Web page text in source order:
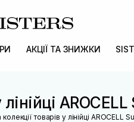
АКЦІЇ ТА ЗНИЖКИ
колекції товарів у лінійці AROCELL